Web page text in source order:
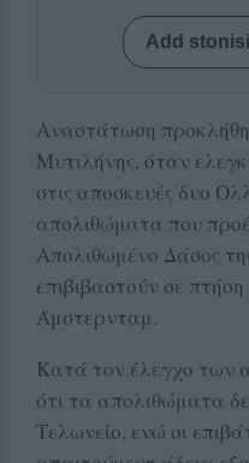
Add
Αναστάτωση
Μυτιλήνης, όταν
στις αποσκευές δυο
απολιθώματα που
Απολιθωμένο Δάσος
επιβιβαστούν σε
Άμστερνταμ.
Κατά τον έλεγχο των
ότι τα απολιθώματα
Τελωνείο, ενώ οι